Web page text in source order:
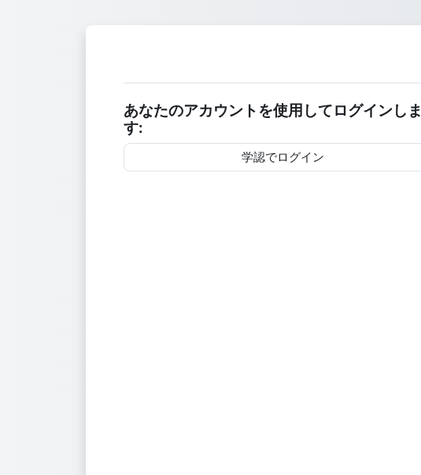
あなたのアカウントを使用してログインしま
す:
学認でログイン